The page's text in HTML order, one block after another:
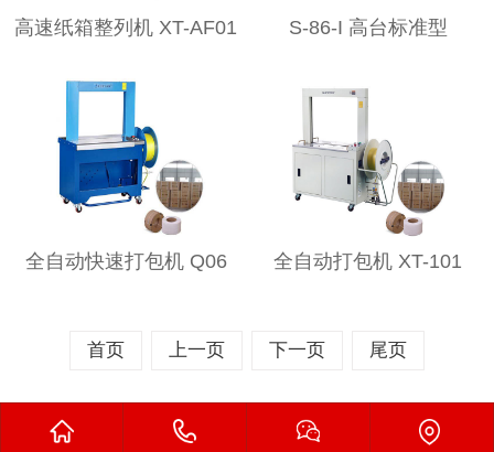
高速纸箱整列机 XT-AF01 S-86-I 高台标准型
全自动快速打包机 Q06 全自动打包机 XT-101
首页 上一页 下一页 尾页